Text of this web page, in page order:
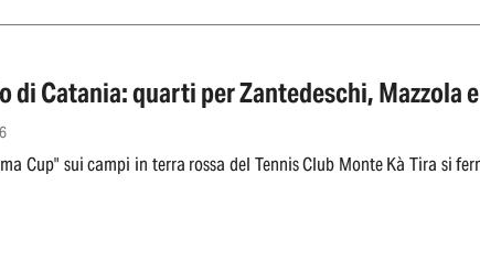
di Catania: quarti per Zantedeschi, Mazzola
Cup" sui campi in terra rossa del Tennis Club Monte Kà Tira si